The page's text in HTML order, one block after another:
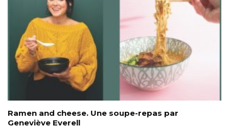
Ramen and cheese. Une soupe-repas par
Geneviève Everell